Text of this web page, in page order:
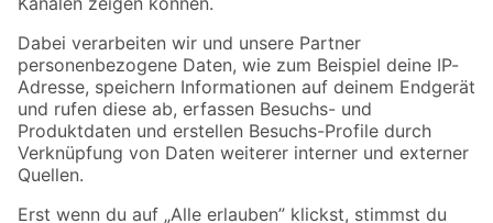
Folge uns
Zahlungsarten Versandarten
Sicher einkaufen